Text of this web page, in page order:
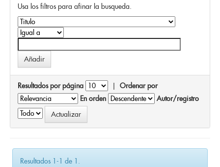
Usa los filtros para afinar la busqueda.
Resultados por página | Ordenar por
En orden
Autor/registro
Resultados 1-1 de 1.